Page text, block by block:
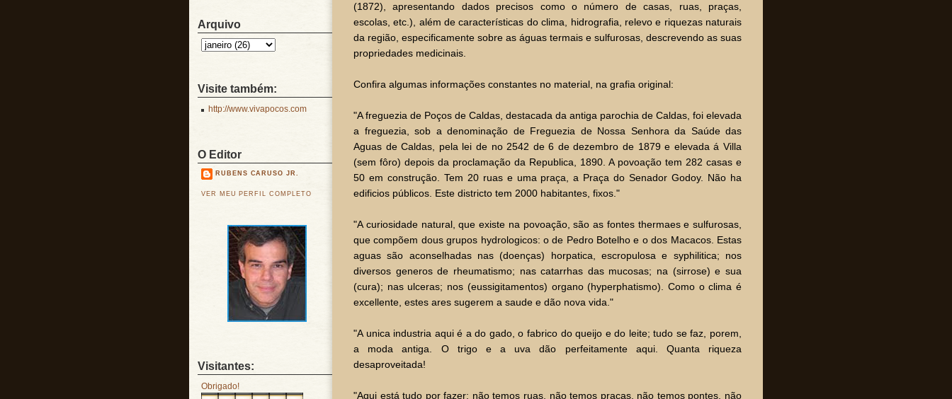
(1872), apresentando dados precisos como o número de casas, ruas, praças,
escolas, etc.), além de características do clima, hidrografia, relevo e riquezas naturais
da região, especificamente sobre as águas termais e sulfurosas, descrevendo as suas
propriedades medicinais.
Confira algumas informações constantes no material, na grafia original:
"A freguezia de Poços de Caldas, destacada da antiga parochia de Caldas, foi elevada
a freguezia, sob a denominação de Freguezia de Nossa Senhora da Saúde das
Aguas de Caldas, pela lei de no 2542 de 6 de dezembro de 1879 e elevada á Villa
(sem fôro) depois da proclamação da Republica, 1890. A povoação tem 282 casas e
50 em construção. Tem 20 ruas e uma praça, a Praça do Senador Godoy. Não ha
edificios públicos. Este districto tem 2000 habitantes, fixos."
"A curiosidade natural, que existe na povoação, são as fontes thermaes e sulfurosas,
que compõem dous grupos hydrologicos: o de Pedro Botelho e o dos Macacos. Estas
aguas são aconselhadas nas (doenças) horpatica, escropulosa e syphilitica; nos
diversos generos de rheumatismo; nas catarrhas das mucosas; na (sirrose) e sua
(cura); nas ulceras; nos (eussigitamentos) organo (hyperphatismo). Como o clima é
excellente, estes ares sugerem a saude e dão nova vida."
"A unica industria aqui é a do gado, o fabrico do queijo e do leite; tudo se faz, porem,
a moda antiga. O trigo e a uva dão perfeitamente aqui. Quanta riqueza
desaproveitada!
"Aqui está tudo por fazer: não temos ruas, não temos praças, não temos pontes, não
Arquivo
Visite também:
http://www.vivapocos.com
O Editor
RUBENS CARUSO JR.
VER MEU PERFIL COMPLETO
Visitantes:
Obrigado!